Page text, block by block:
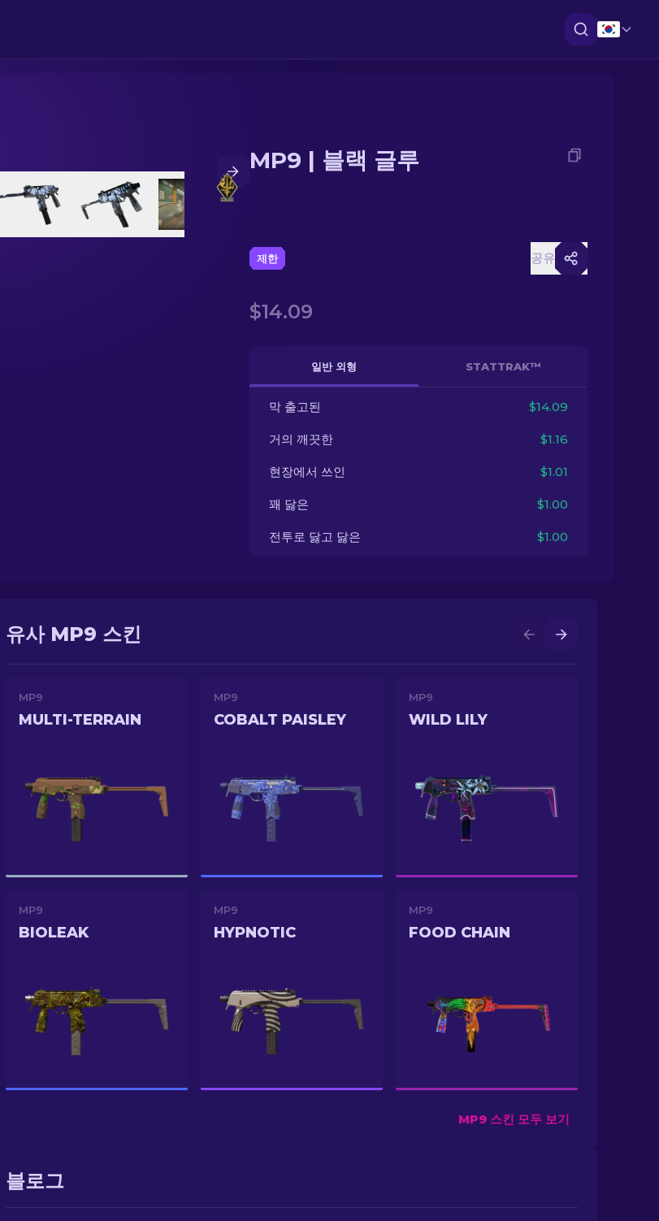
MP9 | 블랙 글루
제한 공유
$14.09
일반 외형 STATTRAK™
막 출고된 $14.09
거의 깨끗한 $1.16
현장에서 쓰인 $1.01
꽤 닳은 $1.00
전투로 닳고 닳은 $1.00
유사 MP9 스킨
MP9
MULTI-TERRAIN
MP9
COBALT PAISLEY
MP9
WILD LILY
MP9
BIOLEAK
MP9
HYPNOTIC
MP9
FOOD CHAIN
MP9 스킨 모두 보기
블로그